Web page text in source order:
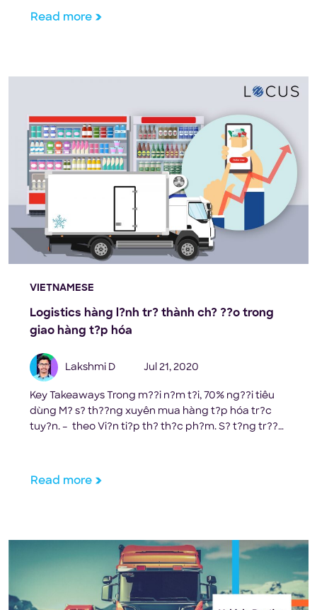
doanh giao hàng […]
Read more
VIETNAMESE
Logistics hàng l?nh tr? thành ch? ??o trong
giao hàng t?p hóa
Lakshmi D Jul 21, 2020
Key Takeaways Trong m??i n?m t?i, 70% ng??i tiêu
dùng M? s? th??ng xuyên mua hàng t?p hóa tr?c
tuy?n. – theo Vi?n ti?p th? th?c ph?m. S? t?ng tr??
t?ng cao. M?t […]
Read more